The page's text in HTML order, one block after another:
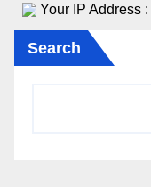
Your IP Address
Search